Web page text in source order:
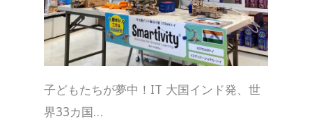
子どもたちが夢中！IT 大国インド発、世
界33カ国…